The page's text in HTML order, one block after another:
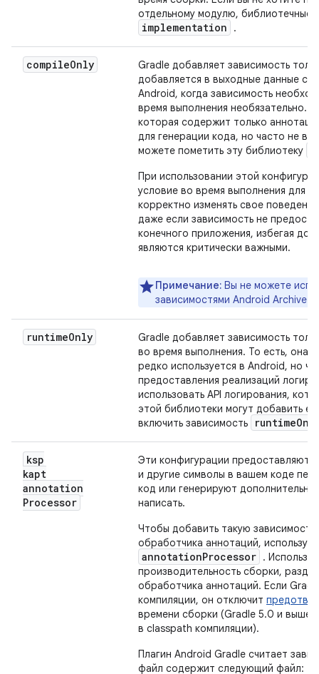
отдельному модулю, библиотечные
implementation .
compileOnly
Gradle добавляет зависимость
добавляется в выходные данные
Android, когда зависимость
время выполнения необязательно.
которая содержит только
для генерации кода, но часто не
можете пометить эту библиотеку
При использовании этой
условие во время выполнения для
корректно изменять свое
даже если зависимость не
конечного приложения, избегая
являются критически важными.
Примечание: Вы не можете
зависимостями Android Archive
runtimeOnly
Gradle добавляет зависимость
во время выполнения. То есть, она
редко используется в Android, но
предоставления реализаций
использовать API логирования,
этой библиотеки могут добавить
включить зависимость
runtime
ksp
kapt
annotation
Processor
Эти конфигурации предоставляют
и другие символы в вашем коде
код или генерируют
написать.
Чтобы добавить такую
обработчика аннотаций,
annotationProcessor .
производительность сборки,
обработчика аннотаций. Если
компиляции, он отключит
времени сборки (Gradle 5.0 и выше
в classpath компиляции).
Плагин Android Gradle считает
файл содержит следующий файл: